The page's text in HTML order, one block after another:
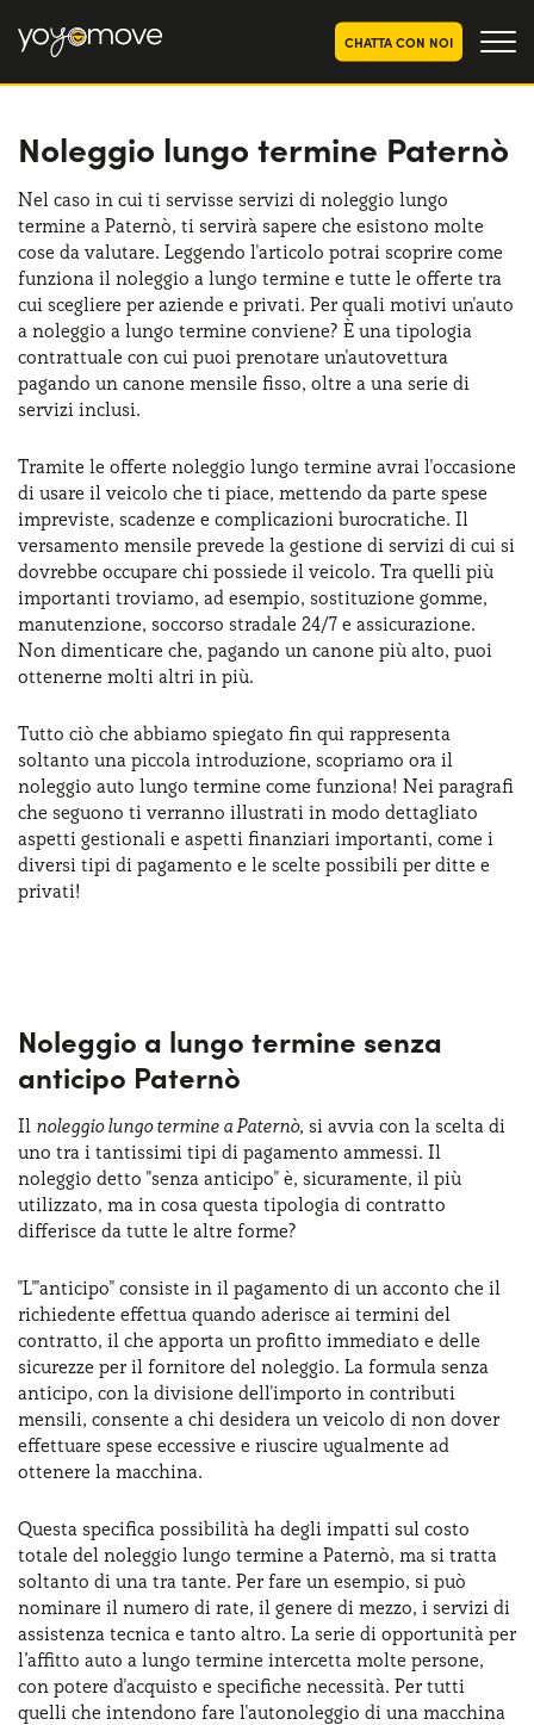
CHATTA CON NOI
OFFERTE NOLEGGIO
LUNGO TERMINE
Privati
Aziende e P.IVA
OFFERTE NOLEGGIO
AUTO USATE
CHI SIAMO
La nostra storia
Lavora con noi
COME FUNZIONA
PERCHÉ CONVIENE
SCEGLI UN PAESE
Serve assistenza? 800595799
Noleggio lungo termine Paternò
Nel caso in cui ti servisse servizi di noleggio lungo
termine a Paternò, ti servirà sapere che esistono molte
cose da valutare. Leggendo l'articolo potrai scoprire come
funziona il noleggio a lungo termine e tutte le offerte tra
cui scegliere per aziende e privati. Per quali motivi un'auto
a noleggio a lungo termine conviene? È una tipologia
contrattuale con cui puoi prenotare un'autovettura
pagando un canone mensile fisso, oltre a una serie di
servizi inclusi.
Tramite le offerte noleggio lungo termine avrai l'occasione
di usare il veicolo che ti piace, mettendo da parte spese
impreviste, scadenze e complicazioni burocratiche. Il
versamento mensile prevede la gestione di servizi di cui si
dovrebbe occupare chi possiede il veicolo. Tra quelli più
importanti troviamo, ad esempio, sostituzione gomme,
manutenzione, soccorso stradale 24/7 e assicurazione.
Non dimenticare che, pagando un canone più alto, puoi
ottenerne molti altri in più.
Tutto ciò che abbiamo spiegato fin qui rappresenta
soltanto una piccola introduzione, scopriamo ora il
noleggio auto lungo termine come funziona! Nei paragrafi
che seguono ti verranno illustrati in modo dettagliato
aspetti gestionali e aspetti finanziari importanti, come i
diversi tipi di pagamento e le scelte possibili per ditte e
privati!
Noleggio a lungo termine senza
anticipo Paternò
Il noleggio lungo termine a Paternò, si avvia con la scelta di
uno tra i tantissimi tipi di pagamento ammessi. Il
noleggio detto "senza anticipo" è, sicuramente, il più
utilizzato, ma in cosa questa tipologia di contratto
differisce da tutte le altre forme?
"L'"anticipo" consiste in il pagamento di un acconto che il
richiedente effettua quando aderisce ai termini del
contratto, il che apporta un profitto immediato e delle
sicurezze per il fornitore del noleggio. La formula senza
anticipo, con la divisione dell'importo in contributi
mensili, consente a chi desidera un veicolo di non dover
effettuare spese eccessive e riuscire ugualmente ad
ottenere la macchina.
Questa specifica possibilità ha degli impatti sul costo
totale del noleggio lungo termine a Paternò, ma si tratta
soltanto di una tra tante. Per fare un esempio, si può
nominare il numero di rate, il genere di mezzo, i servizi di
assistenza tecnica e tanto altro. La serie di opportunità per
l’affitto auto a lungo termine intercetta molte persone,
con potere d'acquisto e specifiche necessità. Per tutti
quelli che intendono fare l'autonoleggio di una macchina